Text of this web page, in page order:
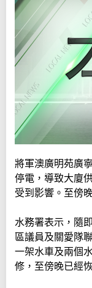
將軍澳廣明苑廣
停電，導致大廈
受到影響。至傍
水務署表示，隨
區議員及關愛隊
一架水車及兩個
修，至傍晚已經